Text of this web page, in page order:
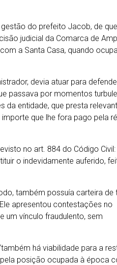
do prefeito Jacob, de
judicial da Comarca de
a Santa Casa, quando
devia atuar para
passava por momentos
entidade, que presta
que lhe fora pago pela
no art. 884 do Código Civil:
o indevidamente auferido,
também possuía carteira de
apresentou contestações no
um vínculo fraudulento, sem
há viabilidade para a
posição ocupada à época